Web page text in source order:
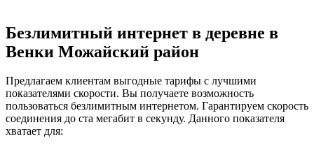
Безлимитный интернет в деревне в
Венки Можайский район
Предлагаем клиентам выгодные тарифы с лучшими
показателями скорости. Вы получаете возможность
пользоваться безлимитным интернетом. Гарантируем скорость
соединения до ста мегабит в секунду. Данного показателя
хватает для: